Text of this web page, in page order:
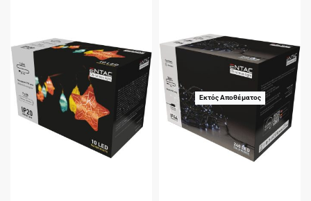
Εκτός Αποθέματος